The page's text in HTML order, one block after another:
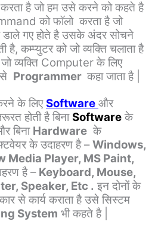
है जो हम उसे करने को कहते है
को फॉलो करता है जो
गए होते है उसके अंदर सोचने
है, कम्प्युटर को जो व्‍यक्ति चलाता है
व्‍यक्ति Computer के लिए
Programmer कहा जाता है |
के लिएSoftware और
होती है बिनाSoftware के
बिना Hardware के
के उदाहरण है –Windows,
Media Player, MS Paint,
है – Keyboard, Mouse,
Speaker, Etc . इन दोनों के
से कार्य कराता है उसे सिस्टम
System भी कहते है |